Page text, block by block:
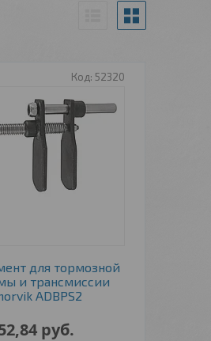
52320
для тормозной
и трансмиссии
ADBPS2
руб.